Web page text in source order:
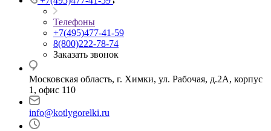
Телефоны
+7(495)477-41-59
8(800)222-78-74
Заказать звонок
Московская область, г. Химки, ул. Рабочая, д.2А, корпус
1, офис 110
info@kotlygorelki.ru